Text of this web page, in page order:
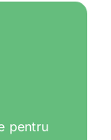
pentru